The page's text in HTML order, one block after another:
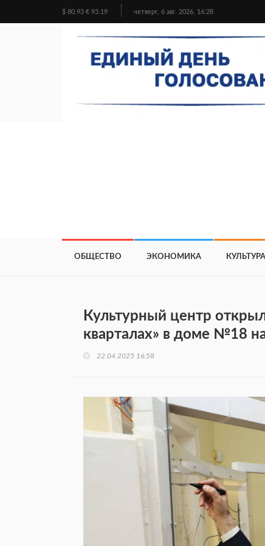
$ 80.93 € 93.19 четверг, 6 авг. 2026, 16:28
ОБЩЕСТВО ЭКОНОМИКА КУЛЬТУРА
Культурный центр
кварталах» в доме №18
22.04.2025 16:58